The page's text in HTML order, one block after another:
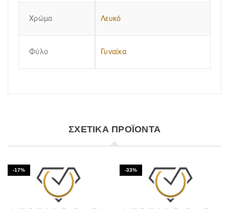
Χρώμα Λευκό
Φύλο Γυναίκα
ΣΧΕΤΙΚΆ ΠΡΟΪΌΝΤΑ
-17% -33%